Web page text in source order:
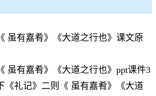
虽有嘉肴》《大道之行也》课文原
虽有嘉肴》《大道之行也》ppt课件3
《礼记》二则《 虽有嘉肴》《大道